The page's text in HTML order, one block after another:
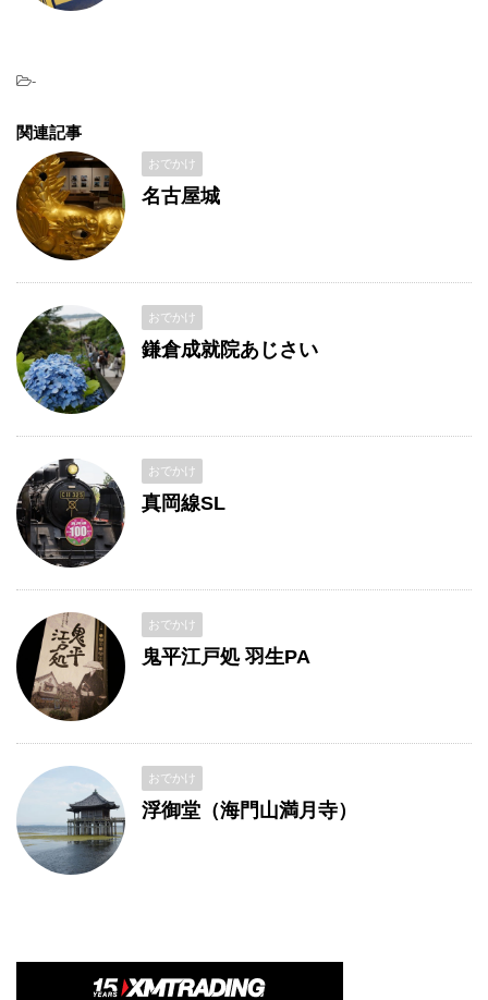
-
関連記事
おでかけ
名古屋城
おでかけ
鎌倉成就院あじさい
おでかけ
真岡線SL
おでかけ
鬼平江戸処 羽生PA
おでかけ
浮御堂（海門山満月寺）